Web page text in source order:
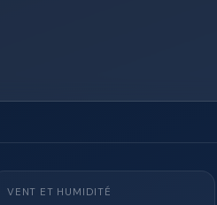
VENT ET HUMIDITÉ